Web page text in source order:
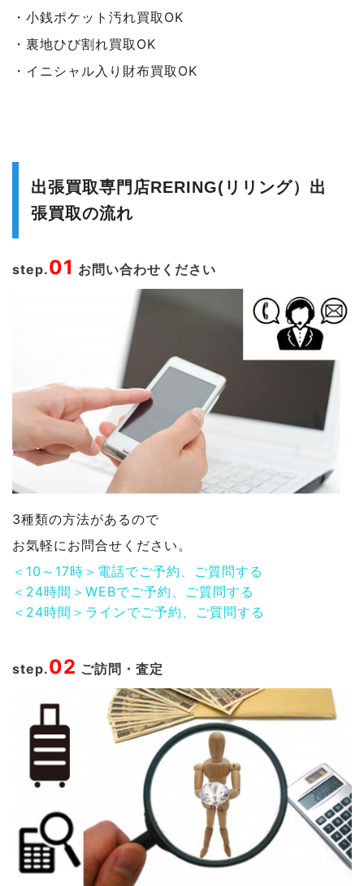
・小銭ポケット汚れ買取OK
・裏地ひび割れ買取OK
・イニシャル入り財布買取OK
出張買取専門店RERING(リリング）出
張買取の流れ
step.01 お問い合わせください
3種類の方法があるので
お気軽にお問合せください。
＜10～17時＞電話でご予約、ご質問する
＜24時間＞WEBでご予約、ご質問する
＜24時間＞ラインでご予約、ご質問する
step.02 ご訪問・査定